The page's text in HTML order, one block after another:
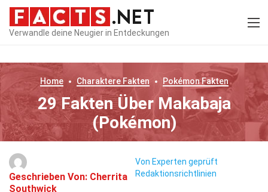
Verwandle deine Neugier in Entdeckungen
Home CharaktereFakten PokémonFakten
29 Fakten Über Makabaja
(Pokémon)
Geschrieben Von: Cherrita
Southwick
Von Experten geprüft
Redaktionsrichtlinien